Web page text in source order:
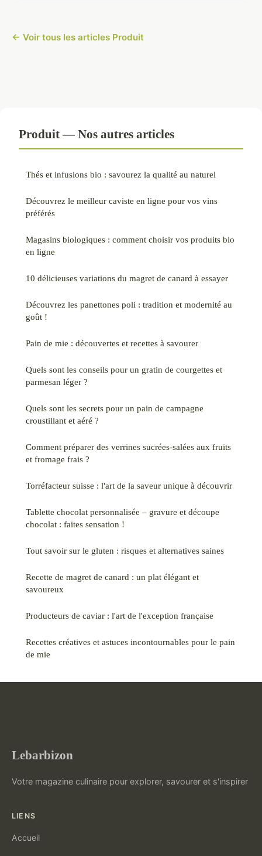
← Voir tous les articles Produit
Produit — Nos autres articles
Thés et infusions bio : savourez la qualité au naturel
Découvrez le meilleur caviste en ligne pour vos vins
préférés
Magasins biologiques : comment choisir vos produits bio
en ligne
10 délicieuses variations du magret de canard à essayer
Découvrez les panettones poli : tradition et modernité au
goût !
Pain de mie : découvertes et recettes à savourer
Quels sont les conseils pour un gratin de courgettes et
parmesan léger ?
Quels sont les secrets pour un pain de campagne
croustillant et aéré ?
Comment préparer des verrines sucrées-salées aux fruits
et fromage frais ?
Torréfacteur suisse : l'art de la saveur unique à découvrir
Tablette chocolat personnalisée – gravure et découpe
chocolat : faites sensation !
Tout savoir sur le gluten : risques et alternatives saines
Recette de magret de canard : un plat élégant et
savoureux
Producteurs de caviar : l'art de l'exception française
Recettes créatives et astuces incontournables pour le pain
de mie
Lebarbizon
Votre magazine culinaire pour explorer, savourer et s'inspirer
LIENS
Accueil